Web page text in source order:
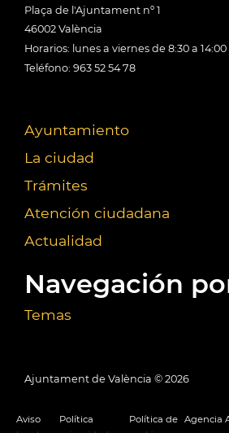
Plaça de l'Ajuntament nº 1
46002 València
Horarios: lunes a viernes de 8:30 a
Teléfono: 963 52 54 78
Ayuntamiento
La ciudad
Trámites
Atención ciudadana
Actualidad
Navegación
Temas
Ajuntament de València © 2026
Aviso
Política
Política de Agencia